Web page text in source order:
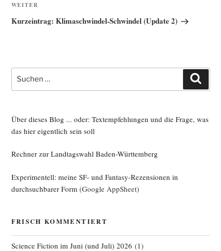
Nächster
Beitrag
WEITER
Kurzeintrag: Klimaschwindel-Schwindel (Update 2)
Suche
nach:
Über dieses Blog ... oder: Textempfehlungen und die Frage, was
das hier eigentlich sein soll
Rechner zur Landtagswahl Baden-Württemberg
Experimentell: meine SF- und Fantasy-Rezensionen in
durchsuchbarer Form (Google AppSheet)
FRISCH KOMMENTIERT
Science Fiction im Juni (und Juli) 2026 (1)